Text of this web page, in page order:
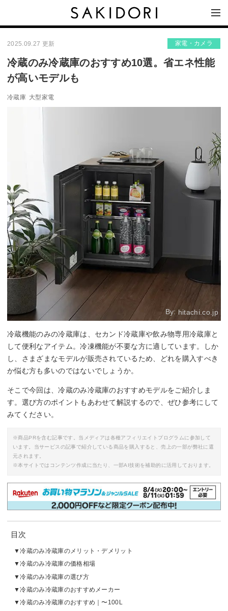
2025.09.27 更新 家電・カメラ
冷蔵のみ冷蔵庫のおすすめ10選。省エネ性能
が高いモデルも
冷蔵庫 大型家電
By: hitachi.co.jp
冷蔵機能のみの冷蔵庫は、セカンド冷蔵庫や飲み物専用冷蔵庫と
して便利なアイテム。冷凍機能が不要な方に適しています。しか
し、さまざまなモデルが販売されているため、どれを購入すべき
か悩む方も多いのではないでしょうか。
そこで今回は、冷蔵のみ冷蔵庫のおすすめモデルをご紹介しま
す。選び方のポイントもあわせて解説するので、ぜひ参考にして
みてください。
※商品PRを含む記事です。当メディアは各種アフィリエイトプログラムに参加して
います。当サービスの記事で紹介している商品を購入すると、売上の一部が弊社に還
元されます。
※本サイトではコンテンツ作成に当たり、一部AI技術を補助的に活用しております。
目次
冷蔵のみ冷蔵庫のメリット・デメリット
冷蔵のみ冷蔵庫の価格相場
冷蔵のみ冷蔵庫の選び方
冷蔵のみ冷蔵庫のおすすめメーカー
冷蔵のみ冷蔵庫のおすすめ｜〜100L